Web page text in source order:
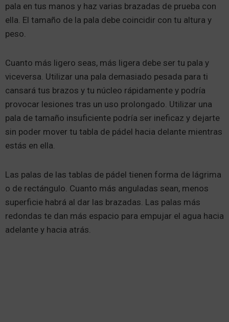
pala en tus manos y haz varias brazadas de prueba con
ella. El tamaño de la pala debe coincidir con tu altura y
peso.
Cuanto más ligero seas, más ligera debe ser tu pala y
viceversa. Utilizar una pala demasiado pesada para ti
cansará tus brazos y tu núcleo rápidamente y podría
provocar lesiones tras un uso prolongado. Utilizar una
pala de tamaño insuficiente podría ser ineficaz y dejarte
sin poder mover tu tabla de pádel hacia delante mientras
estás en ella.
Las palas de las tablas de pádel tienen forma de lágrima
o de rectángulo. Cuanto más anguladas sean, menos
superficie habrá al dar las brazadas. Las palas más
redondas te dan más espacio para empujar el agua hacia
adelante y hacia atrás.